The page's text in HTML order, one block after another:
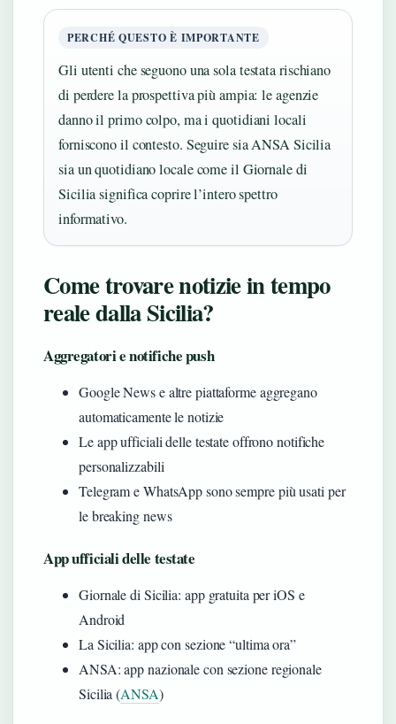
PERCHÉ QUESTO È IMPORTANTE
Gli utenti che seguono una sola testata rischiano
di perdere la prospettiva più ampia: le agenzie
danno il primo colpo, ma i quotidiani locali
forniscono il contesto. Seguire sia ANSA Sicilia
sia un quotidiano locale come il Giornale di
Sicilia significa coprire l’intero spettro
informativo.
Come trovare notizie in tempo
reale dalla Sicilia?
Aggregatori e notifiche push
Google News e altre piattaforme aggregano
automaticamente le notizie
Le app ufficiali delle testate offrono notifiche
personalizzabili
Telegram e WhatsApp sono sempre più usati per
le breaking news
App ufficiali delle testate
Giornale di Sicilia: app gratuita per iOS e
Android
La Sicilia: app con sezione “ultima ora”
ANSA: app nazionale con sezione regionale
Sicilia (ANSA)